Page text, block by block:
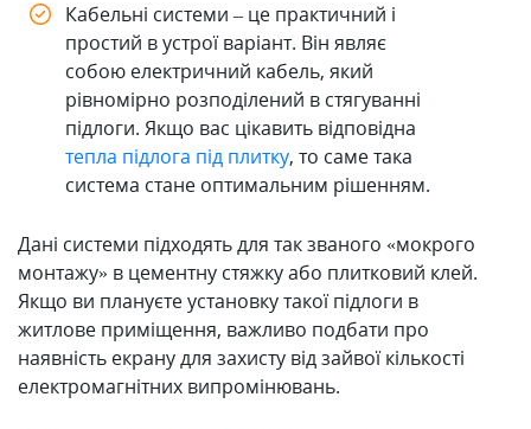
Кабельні системи – це практичний і
простий в устрої варіант. Він являє
собою електричний кабель, який
рівномірно розподілений в стягуванні
підлоги. Якщо вас цікавить відповідна
тепла підлога під плитку, то саме така
система стане оптимальним рішенням.
Дані системи підходять для так званого «мокрого
монтажу» в цементну стяжку або плитковий клей.
Якщо ви плануєте установку такої підлоги в
житлове приміщення, важливо подбати про
наявність екрану для захисту від зайвої кількості
електромагнітних випромінювань.